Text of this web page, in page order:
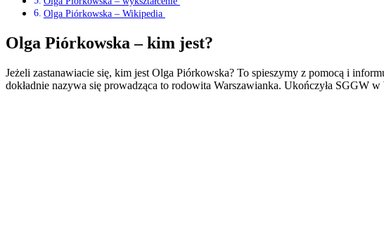
Olga Piórkowska – Wikipedia
Olga Piórkowska – kim jest?
Jeżeli zastanawiacie się, kim jest Olga Piórkowska? To spieszymy z pomocą i
dokładnie nazywa się prowadząca to rodowita Warszawianka. Ukończyła